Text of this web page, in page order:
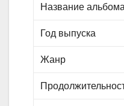
Название альбома
Год выпуска
Жанр